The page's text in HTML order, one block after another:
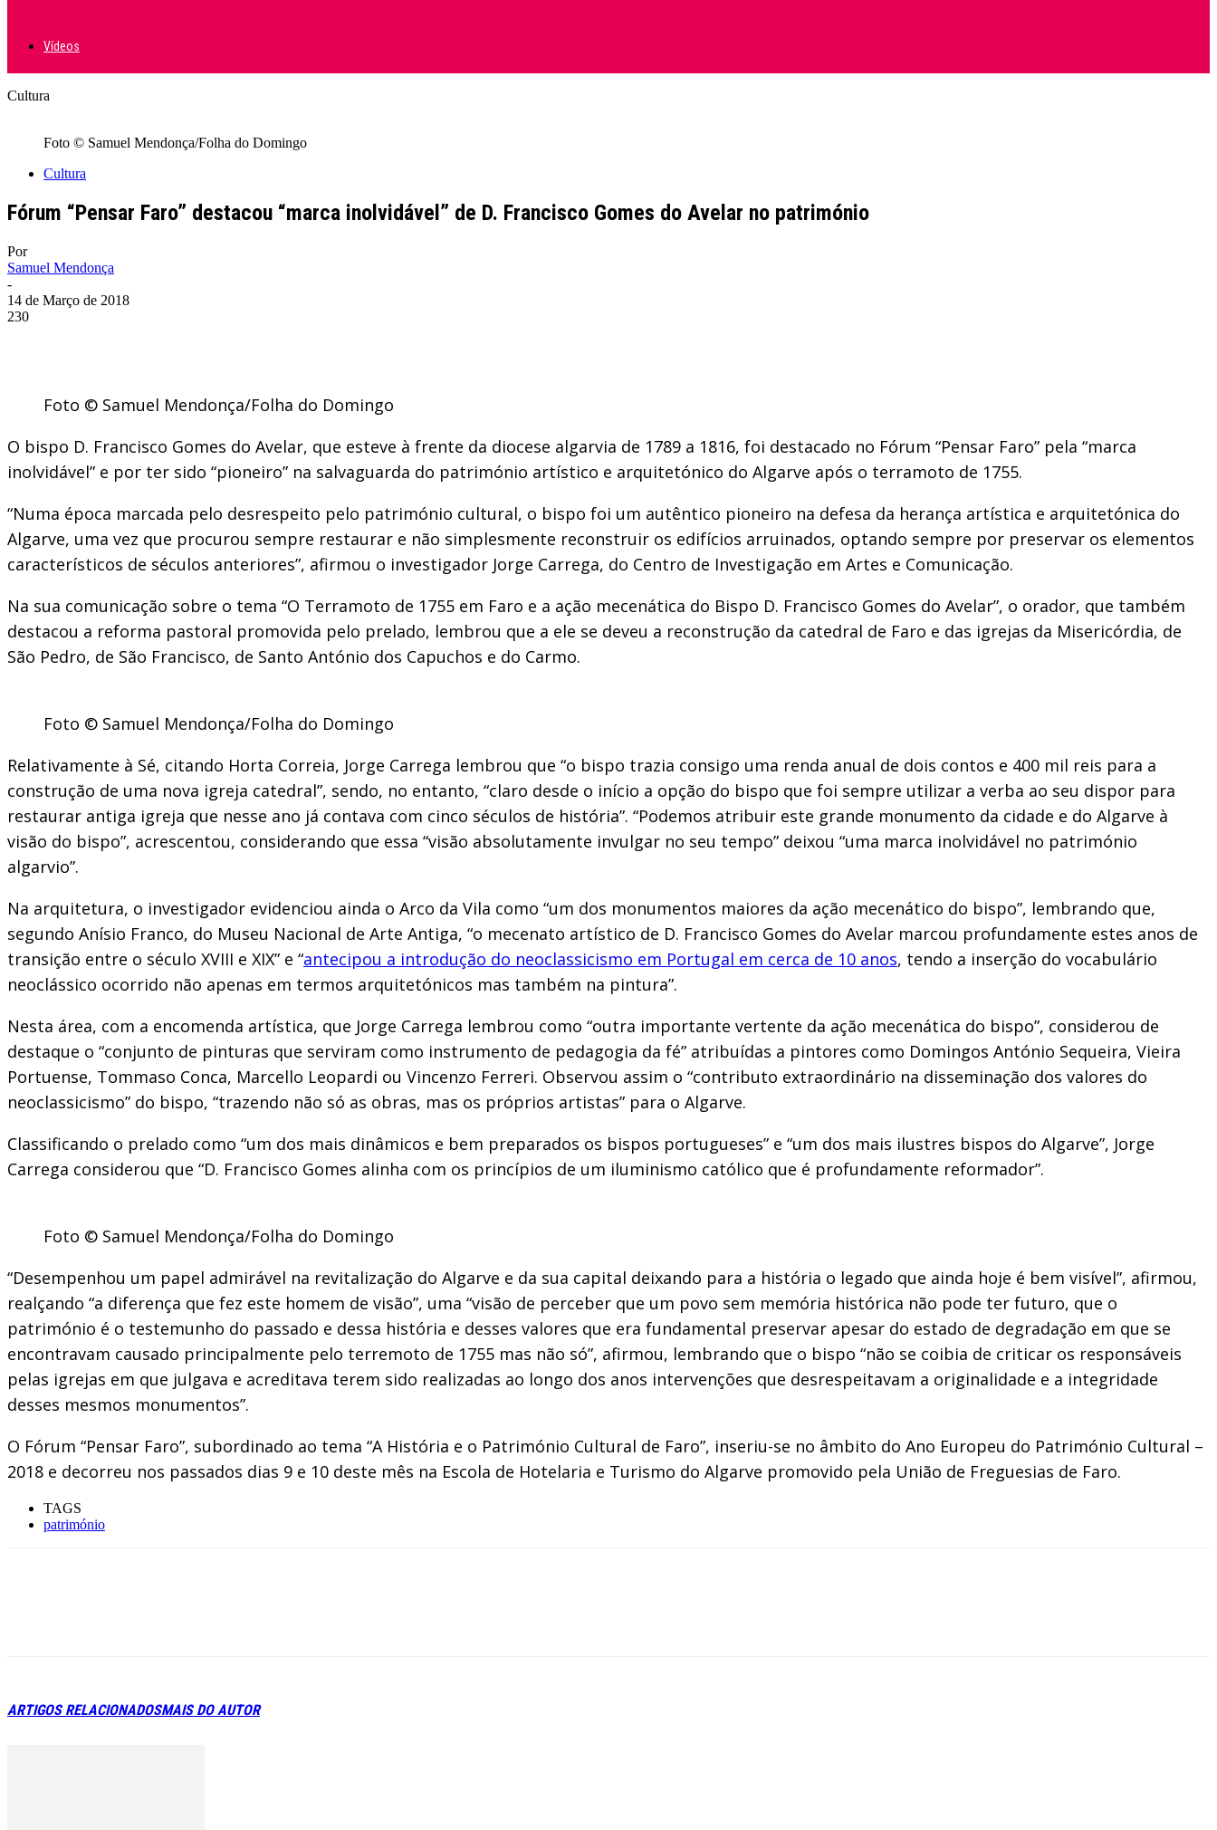
Vídeos
Cultura
Foto © Samuel Mendonça/Folha do Domingo
Cultura
Fórum “Pensar Faro” destacou “marca inolvidável” de D. Francisco Gomes do Avelar no património
Por
Samuel Mendonça
-
14 de Março de 2018
230
Foto © Samuel Mendonça/Folha do Domingo
O bispo D. Francisco Gomes do Avelar, que esteve à frente da diocese algarvia de 1789 a 1816, foi destacado no Fórum “Pensar Faro” pela “marca
inolvidável” e por ter sido “pioneiro” na salvaguarda do património artístico e arquitetónico do Algarve após o terramoto de 1755.
“Numa época marcada pelo desrespeito pelo património cultural, o bispo foi um autêntico pioneiro na defesa da herança artística e arquitetónica do
Algarve, uma vez que procurou sempre restaurar e não simplesmente reconstruir os edifícios arruinados, optando sempre por preservar os elementos
característicos de séculos anteriores”, afirmou o investigador Jorge Carrega, do Centro de Investigação em Artes e Comunicação.
Na sua comunicação sobre o tema “O Terramoto de 1755 em Faro e a ação mecenática do Bispo D. Francisco Gomes do Avelar”, o orador, que também
destacou a reforma pastoral promovida pelo prelado, lembrou que a ele se deveu a reconstrução da catedral de Faro e das igrejas da Misericórdia, de
São Pedro, de São Francisco, de Santo António dos Capuchos e do Carmo.
Foto © Samuel Mendonça/Folha do Domingo
Relativamente à Sé, citando Horta Correia, Jorge Carrega lembrou que “o bispo trazia consigo uma renda anual de dois contos e 400 mil reis para a
construção de uma nova igreja catedral”, sendo, no entanto, “claro desde o início a opção do bispo que foi sempre utilizar a verba ao seu dispor para
restaurar antiga igreja que nesse ano já contava com cinco séculos de história”. “Podemos atribuir este grande monumento da cidade e do Algarve à
visão do bispo”, acrescentou, considerando que essa “visão absolutamente invulgar no seu tempo” deixou “uma marca inolvidável no património
algarvio”.
Na arquitetura, o investigador evidenciou ainda o Arco da Vila como “um dos monumentos maiores da ação mecenático do bispo”, lembrando que,
segundo Anísio Franco, do Museu Nacional de Arte Antiga, “o mecenato artístico de D. Francisco Gomes do Avelar marcou profundamente estes anos de
transição entre o século XVIII e XIX” e “antecipou a introdução do neoclassicismo em Portugal em cerca de 10 anos, tendo a inserção do vocabulário
neoclássico ocorrido não apenas em termos arquitetónicos mas também na pintura”.
Nesta área, com a encomenda artística, que Jorge Carrega lembrou como “outra importante vertente da ação mecenática do bispo”, considerou de
destaque o “conjunto de pinturas que serviram como instrumento de pedagogia da fé” atribuídas a pintores como Domingos António Sequeira, Vieira
Portuense, Tommaso Conca, Marcello Leopardi ou Vincenzo Ferreri. Observou assim o “contributo extraordinário na disseminação dos valores do
neoclassicismo” do bispo, “trazendo não só as obras, mas os próprios artistas” para o Algarve.
Classificando o prelado como “um dos mais dinâmicos e bem preparados os bispos portugueses” e “um dos mais ilustres bispos do Algarve”, Jorge
Carrega considerou que “D. Francisco Gomes alinha com os princípios de um iluminismo católico que é profundamente reformador”.
Foto © Samuel Mendonça/Folha do Domingo
“Desempenhou um papel admirável na revitalização do Algarve e da sua capital deixando para a história o legado que ainda hoje é bem visível”, afirmou,
realçando “a diferença que fez este homem de visão”, uma “visão de perceber que um povo sem memória histórica não pode ter futuro, que o
património é o testemunho do passado e dessa história e desses valores que era fundamental preservar apesar do estado de degradação em que se
encontravam causado principalmente pelo terremoto de 1755 mas não só”, afirmou, lembrando que o bispo “não se coibia de criticar os responsáveis
pelas igrejas em que julgava e acreditava terem sido realizadas ao longo dos anos intervenções que desrespeitavam a originalidade e a integridade
desses mesmos monumentos”.
O Fórum “Pensar Faro”, subordinado ao tema “A História e o Património Cultural de Faro”, inseriu-se no âmbito do Ano Europeu do Património Cultural –
2018 e decorreu nos passados dias 9 e 10 deste mês na Escola de Hotelaria e Turismo do Algarve promovido pela União de Freguesias de Faro.
TAGS
património
ARTIGOS RELACIONADOSMAIS DO AUTOR